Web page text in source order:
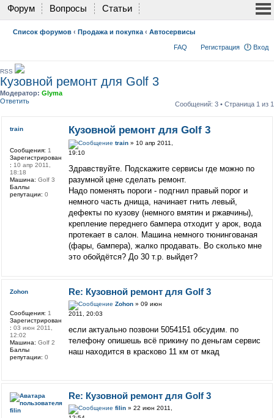
Форум Вопросы Статьи
Список форумов ‹ Продажа и покупка ‹ Автосервисы
FAQ Регистрация Вход
RSS
Кузовной ремонт для Golf 3
Модератор: Glyma
Ответить
Сообщений: 3 • Страница 1 из 1
Кузовной ремонт для Golf 3
train» 10 апр 2011,
19:10
Здравствуйте. Подскажите сервисы где можно по
разумной цене сделать ремонт.
Надо поменять пороги - подгнил правый порог и
немного часть днища, начинает гнить левый,
дефекты по кузову (немного вмятин и ржавчины),
крепление переднего бампера отходит у арок, вода
протекает в салон. Машина немного тюнингованая
(фары, бампера), жалко продавать. Во сколько мне
это обойдётся? До 30 т.р. выйдет?
train
Сообщения: 1
Зарегистрирован
: 10 апр 2011,
18:18
Машина: Golf 3
Баллы
репутации: 0
Re: Кузовной ремонт для Golf 3
Zohоn» 09 июн
2011, 20:03
если актуально позвони 5054151 обсудим. по
телефону опишешь всё прикину по деньгам сервис
наш находится в красково 11 км от мкад
Zohоn
Сообщения: 1
Зарегистрирован
: 03 июн 2011,
12:02
Машина: Golf 2
Баллы
репутации: 0
Re: Кузовной ремонт для Golf 3
filin» 22 июн 2011,
filin